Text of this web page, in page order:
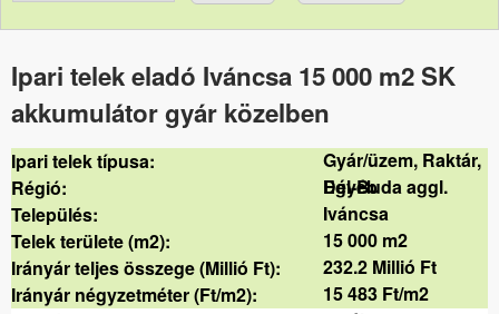
Ipari telek eladó Iváncsa 15 000 m2 SK
akkumulátor gyár közelben
Ipari telek típusa:
Gyár/üzem, Raktár,
Egyéb
Régió:
Dél-Buda aggl.
Település:
Iváncsa
Telek területe (m2):
15 000 m2
Irányár teljes összege (Millió Ft):
232.2 Millió Ft
Irányár négyzetméter (Ft/m2):
15 483 Ft/m2